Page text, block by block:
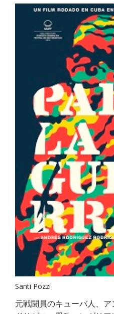
Santi Pozzi
元戦闘員のキューバ人、